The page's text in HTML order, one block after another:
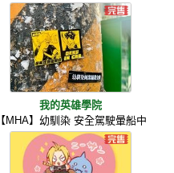
我的英雄學院
【MHA】幼馴染 安全駕駛暈船中